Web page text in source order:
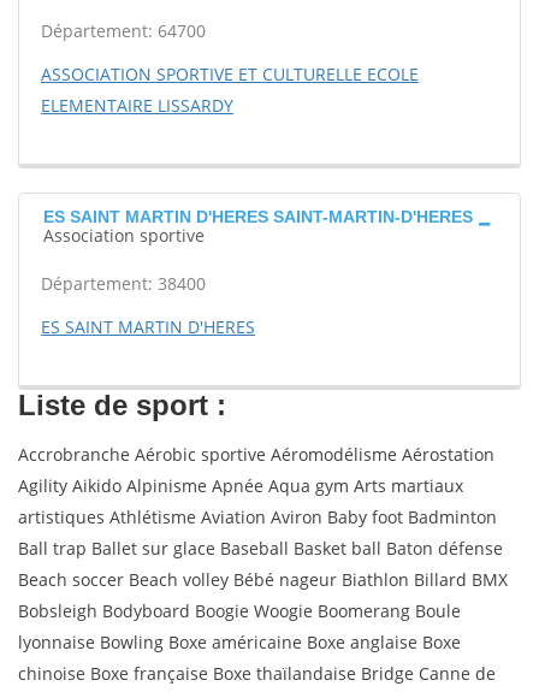
Département: 64700
ASSOCIATION SPORTIVE ET CULTURELLE ECOLE
ELEMENTAIRE LISSARDY
ES SAINT MARTIN D'HERES SAINT-MARTIN-D'HERES
Association sportive
Département: 38400
ES SAINT MARTIN D'HERES
Liste de sport :
Accrobranche Aérobic sportive Aéromodélisme Aérostation
Agility Aikido Alpinisme Apnée Aqua gym Arts martiaux
artistiques Athlétisme Aviation Aviron Baby foot Badminton
Ball trap Ballet sur glace Baseball Basket ball Baton défense
Beach soccer Beach volley Bébé nageur Biathlon Billard BMX
Bobsleigh Bodyboard Boogie Woogie Boomerang Boule
lyonnaise Bowling Boxe américaine Boxe anglaise Boxe
chinoise Boxe française Boxe thaïlandaise Bridge Canne de